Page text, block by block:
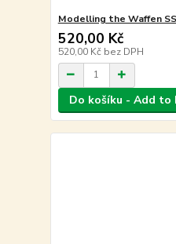
Modelling the Waffen
520,00 Kč
520,00 Kč bez DPH
Do košíku - Add to